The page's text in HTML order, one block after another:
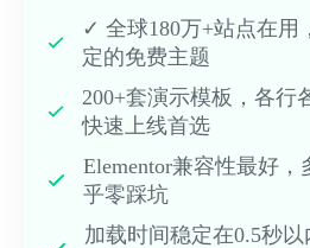
✓ 全球180万+站点在用
定的免费主题
200+套演示模板，各行
快速上线首选
Elementor兼容性最好，
乎零踩坑
加载时间稳定在0.5秒